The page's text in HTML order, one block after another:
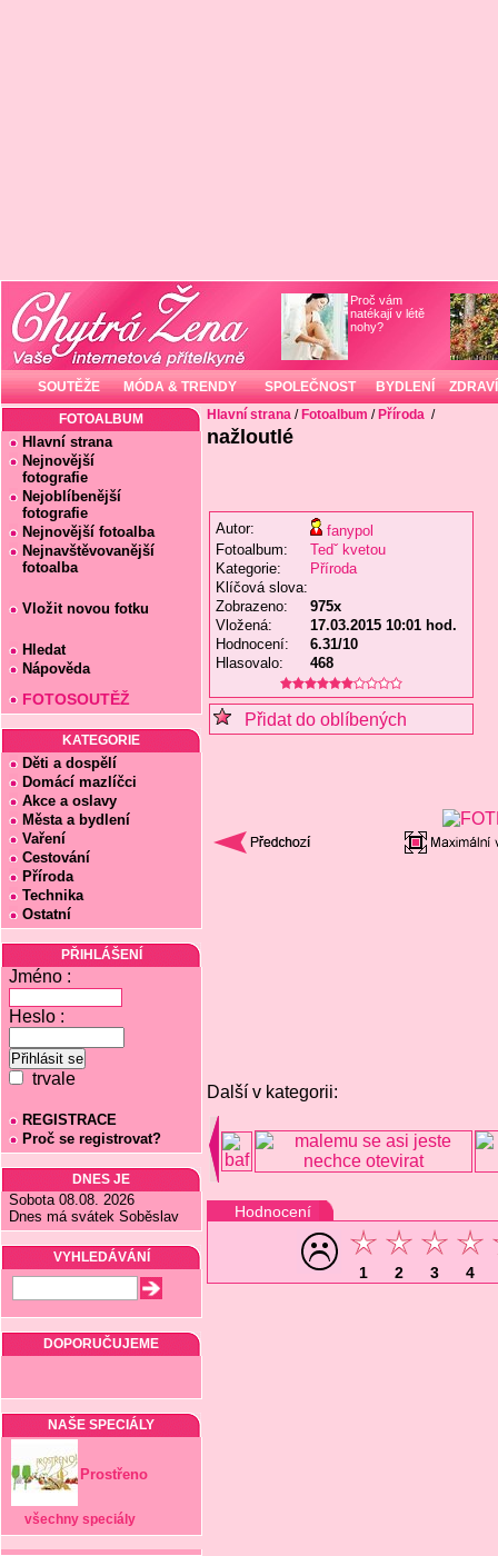
Proč vám
natékají v létě
nohy?
SOUTĚŽE MÓDA & TRENDY SPOLEČNOST BYDLENÍ ZDRAVÍ
FOTOALBUM
Hlavní strana
Nejnovější
fotografie
Nejoblíbenější
fotografie
Nejnovější fotoalba
Nejnavštěvovanější
fotoalba
Vložit novou fotku
Hledat
Nápověda
FOTOSOUTĚŽ
KATEGORIE
Děti a dospělí
Domácí mazlíčci
Akce a oslavy
Města a bydlení
Vaření
Cestování
Příroda
Technika
Ostatní
PŘIHLÁŠENÍ
Jméno :
Heslo :
trvale
REGISTRACE
Proč se registrovat?
DNES JE
Sobota 08.08. 2026
Dnes má svátek Soběslav
VYHLEDÁVÁNÍ
DOPORUČUJEME
NAŠE SPECIÁLY
Prostřeno
všechny speciály
Hlavní strana / Fotoalbum / Příroda /
nažloutlé
Autor:
fanypol
Fotoalbum:
Tedˇ kvetou
Kategorie:
Příroda
Klíčová slova:
Zobrazeno:
975x
Vložená:
17.03.2015 10:01 hod.
Hodnocení:
6.31/10
Hlasovalo:
468
Přidat do oblíbených
Další v kategorii:
Hodnocení
1 2 3 4